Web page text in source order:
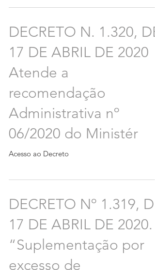
DECRETO N. 1.320, DE
17 DE ABRIL DE 2020
Atende a
recomendação
Administrativa nº
06/2020 do Ministér
Acesso ao Decreto
DECRETO Nº 1.319, DE
17 DE ABRIL DE 2020.
“Suplementação por
excesso de